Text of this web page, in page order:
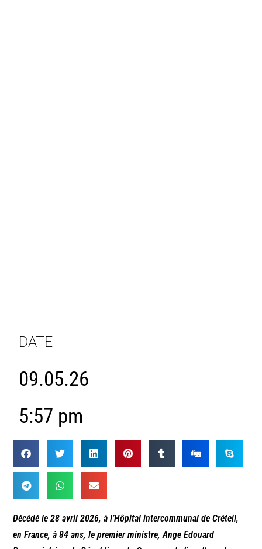
DATE
09.05.26
5:57 pm
Décédé le 28 avril 2026, à l’Hôpital intercommunal de Créteil,
en France, à 84 ans, le premier ministre, Ange Edouard